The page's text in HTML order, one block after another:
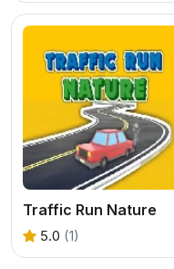
Traffic Run Nature
5.0 (1)